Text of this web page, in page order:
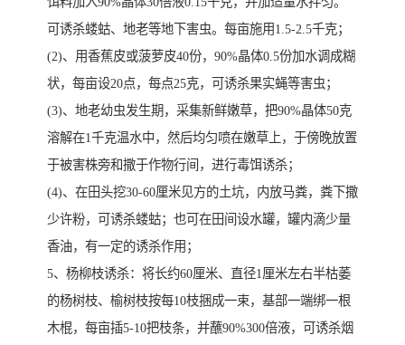
可诱杀蝼蛄、地老等地下害虫。每亩施用1.5-2.5千克；
(2)、用香蕉皮或菠萝皮40份，90%晶体0.5份加水调成糊
状，每亩设20点，每点25克，可诱杀果实蝇等害虫；
(3)、地老幼虫发生期，采集新鲜嫩草，把90%晶体50克
溶解在1千克温水中，然后均匀喷在嫩草上，于傍晚放置
于被害株旁和撒于作物行间，进行毒饵诱杀；
(4)、在田头挖30-60厘米见方的土坑，内放马粪，粪下撒
少许粉，可诱杀蝼蛄；也可在田间设水罐，罐内滴少量
香油，有一定的诱杀作用；
5、杨柳枝诱杀：将长约60厘米、直径1厘米左右半枯萎
的杨树枝、榆树枝按每10枝捆成一束，基部一端绑一根
木棍，每亩插5-10把枝条，并蘸90%300倍液，可诱杀烟